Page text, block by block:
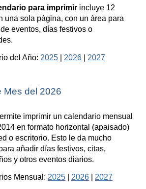
para imprimir incluye 12
una sola página, con un área para
eventos, días festivos o
del Año: 2025 2026 2027
Mes del 2026
imprimir un calendario mensual
en formato horizontal (apaisado)
o escritorio. Esto le da mucho
añadir días festivos, citas,
y otros eventos diarios.
Mensual: 2025 2026 2027